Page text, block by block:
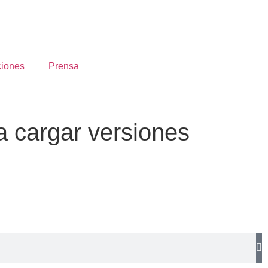
Prensa
cargar versiones